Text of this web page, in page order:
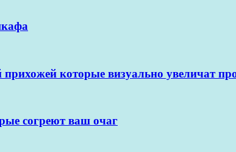
которые визуально увеличат
согреют ваш очаг